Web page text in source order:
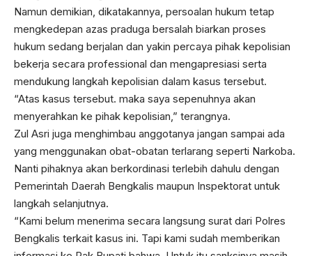
Namun demikian, dikatakannya, persoalan hukum tetap
mengkedepan azas praduga bersalah biarkan proses
hukum sedang berjalan dan yakin percaya pihak kepolisian
bekerja secara professional dan mengapresiasi serta
mendukung langkah kepolisian dalam kasus tersebut.
“Atas kasus tersebut. maka saya sepenuhnya akan
menyerahkan ke pihak kepolisian,” terangnya.
Zul Asri juga menghimbau anggotanya jangan sampai ada
yang menggunakan obat-obatan terlarang seperti Narkoba.
Nanti pihaknya akan berkordinasi terlebih dahulu dengan
Pemerintah Daerah Bengkalis maupun Inspektorat untuk
langkah selanjutnya.
“Kami belum menerima secara langsung surat dari Polres
Bengkalis terkait kasus ini. Tapi kami sudah memberikan